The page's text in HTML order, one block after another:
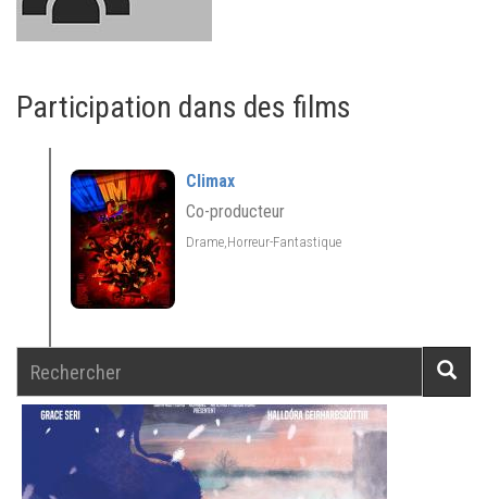
Participation dans des films
Climax
Co-producteur
Drame,Horreur-Fantastique